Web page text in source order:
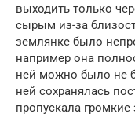
выходить только
сырым из-за
землянке было
например она
ней можно было не
ней сохранялась
пропускала громкие